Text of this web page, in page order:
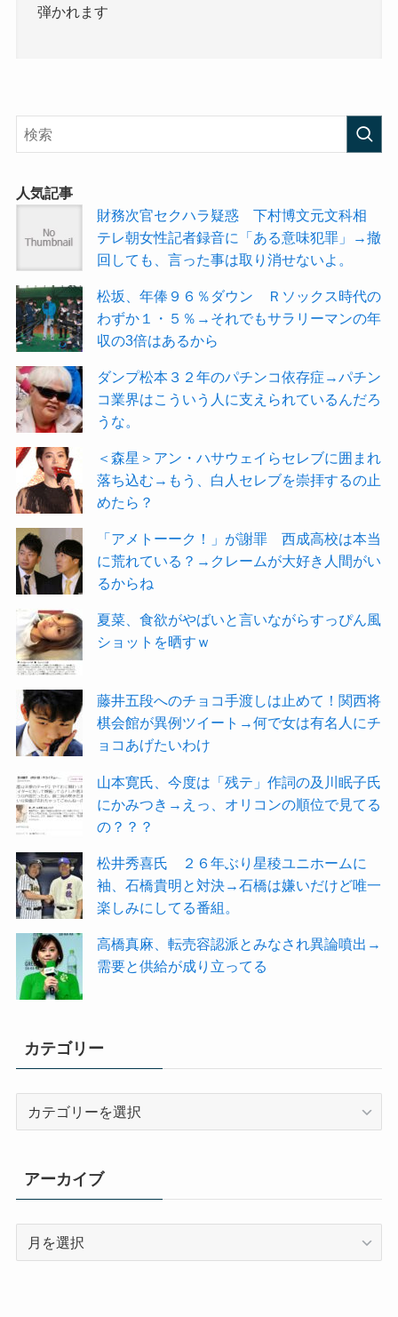
弾かれます
人気記事
財務次官セクハラ疑惑 下村博文元文科相
テレ朝女性記者録音に「ある意味犯罪」→撤
回しても、言った事は取り消せないよ。
松坂、年俸９６％ダウン Ｒソックス時代の
わずか１・５％→それでもサラリーマンの年
収の3倍はあるから
ダンプ松本３２年のパチンコ依存症→パチン
コ業界はこういう人に支えられているんだろ
うな。
＜森星＞アン・ハサウェイらセレブに囲まれ
落ち込む→もう、白人セレブを崇拝するの止
めたら？
「アメトーーク！」が謝罪 西成高校は本当
に荒れている？→クレームが大好き人間がい
るからね
夏菜、食欲がやばいと言いながらすっぴん風
ショットを晒すｗ
藤井五段へのチョコ手渡しは止めて！関西将
棋会館が異例ツイート→何で女は有名人にチ
ョコあげたいわけ
山本寛氏、今度は「残テ」作詞の及川眠子氏
にかみつき→えっ、オリコンの順位で見てる
の？？？
松井秀喜氏 ２６年ぶり星稜ユニホームに
袖、石橋貴明と対決→石橋は嫌いだけど唯一
楽しみにしてる番組。
高橋真麻、転売容認派とみなされ異論噴出→
需要と供給が成り立ってる
カテゴリー
リ
ー
アーカイブ